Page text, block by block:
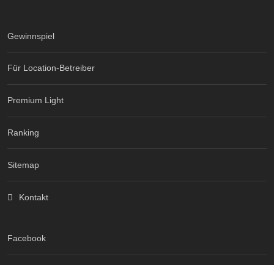
Gewinnspiel
Für Location-Betreiber
Premium Light
Ranking
Sitemap
Kontakt
Facebook